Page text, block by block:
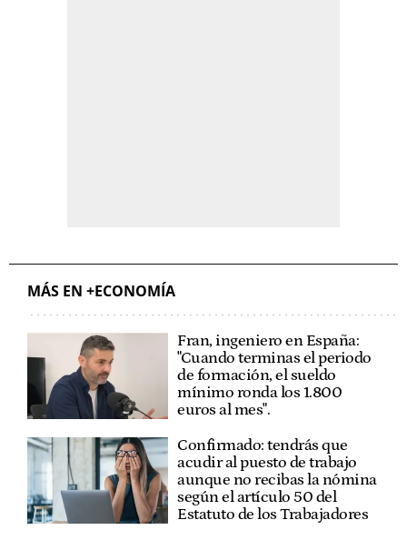
MÁS EN +ECONOMÍA
Fran, ingeniero en España:
"Cuando terminas el periodo
de formación, el sueldo
mínimo ronda los 1.800
euros al mes".
Confirmado: tendrás que
acudir al puesto de trabajo
aunque no recibas la nómina
según el artículo 50 del
Estatuto de los Trabajadores